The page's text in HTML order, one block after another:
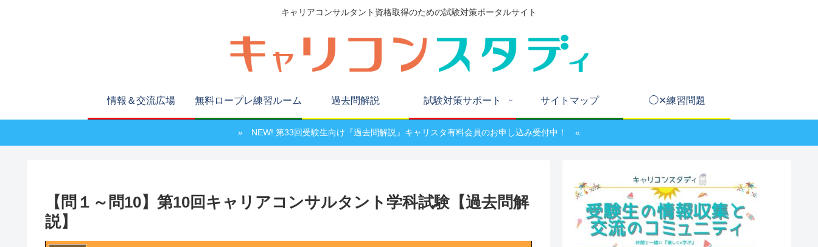
キャリアコンサルタント資格取得のための試験対策ポータルサイト
情報＆交流広場 無料ロープレ練習ルーム 過去問解説 試験対策サポート サイトマップ ◯✕練習問題
» NEW! 第33回受験生向け『過去問解説』キャリスタ有料会員のお申し込み受付中！ «
【問１～問10】第10回キャリアコンサルタント学科試験【過去問解
説】